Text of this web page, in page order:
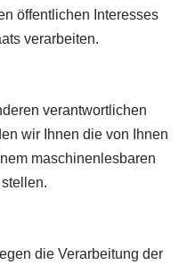
öffentlichen Interesses
verarbeiten.
verantwortlichen
wir Ihnen die von Ihnen
maschinenlesbaren
die Verarbeitung der